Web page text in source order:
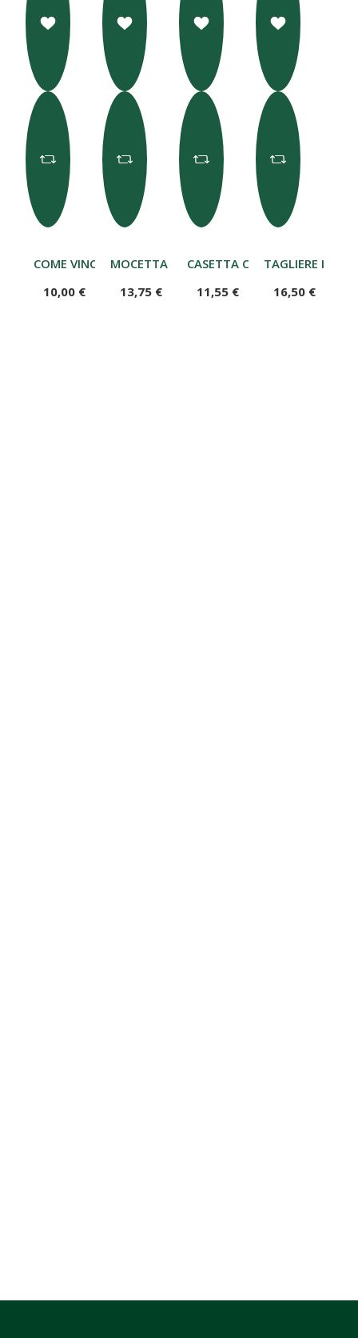
COME VINCERE LA PAURA DI VOLARE IN AEREO E NON
10,00 €
MOCETTA DI BOVINO 300G
13,75 €
CASETTA CON 6
11,55 €
TAGLIERE IN
16,50 €